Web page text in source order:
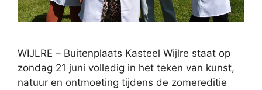
WIJLRE – Buitenplaats Kasteel Wijlre staat op
zondag 21 juni volledig in het teken van kunst,
natuur en ontmoeting tijdens de zomereditie